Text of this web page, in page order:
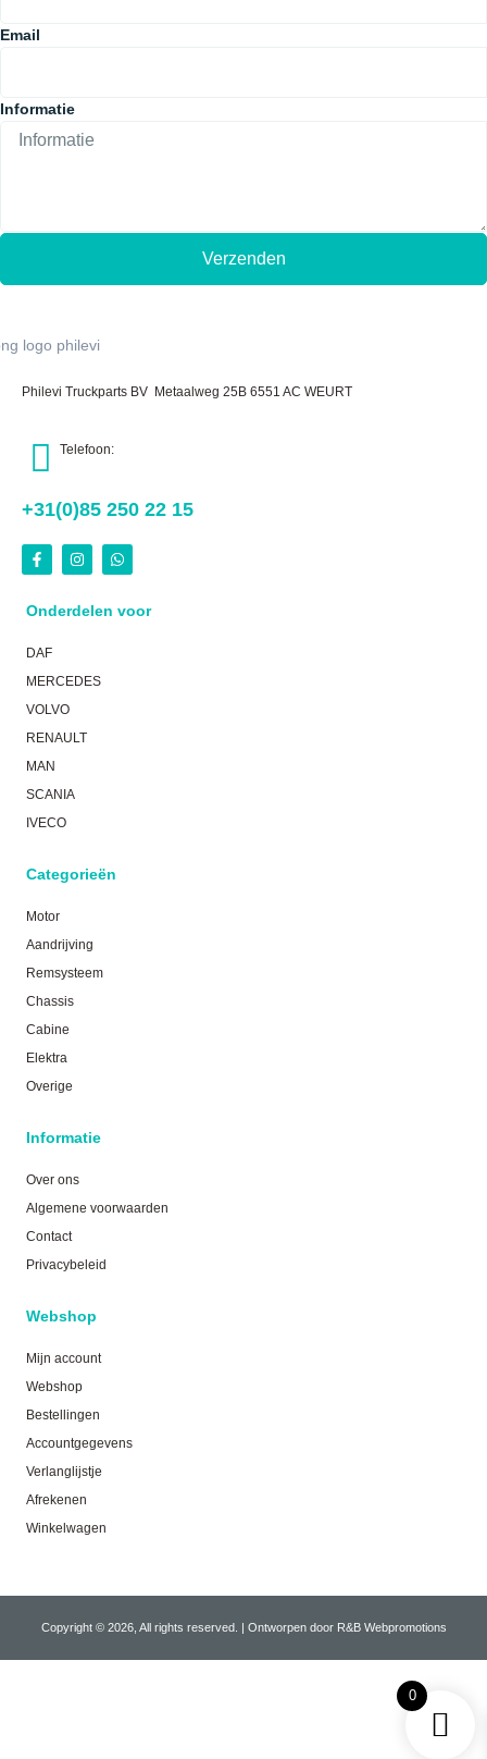
Email
Informatie
Verzenden
Philevi Truckparts BV Metaalweg 25B 6551 AC WEURT
Telefoon:
+31(0)85 250 22 15
Onderdelen voor
DAF
MERCEDES
VOLVO
RENAULT
MAN
SCANIA
IVECO
Categorieën
Motor
Aandrijving
Remsysteem
Chassis
Cabine
Elektra
Overige
Informatie
Over ons
Algemene voorwaarden
Contact
Privacybeleid
Webshop
Mijn account
Webshop
Bestellingen
Accountgegevens
Verlanglijstje
Afrekenen
Winkelwagen
Copyright © 2026, All rights reserved. | Ontworpen door R&B Webpromotions
0